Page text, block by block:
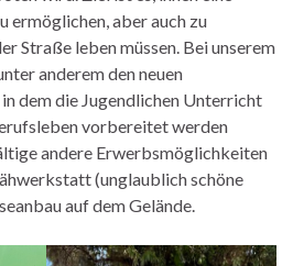
ermöglichen, aber auch zu
Straße leben müssen. Bei unserem
anderem den neuen
dem die Jugendlichen Unterricht
vorbereitet werden
andere Erwerbsmöglichkeiten
(unglaublich schöne
auf dem Gelände.